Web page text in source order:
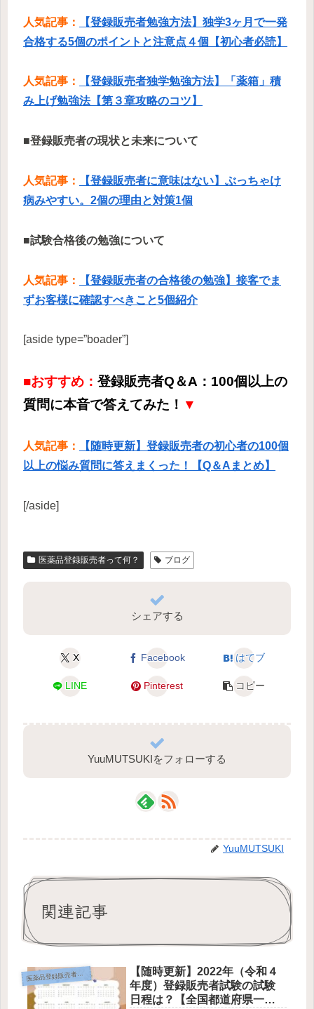
人気記事：
【登録販売者勉強方法】独学3ヶ月で一発
合格する5個のポイントと注意点４個【初心者必読】
人気記事：
【登録販売者独学勉強方法】「薬箱」積
み上げ勉強法【第３章攻略のコツ】
■登録販売者の現状と未来について
人気記事：
【登録販売者に意味はない】ぶっちゃけ
病みやすい。2個の理由と対策1個
■試験合格後の勉強について
人気記事：
【登録販売者の合格後の勉強】接客でま
ずお客様に確認すべきこと5個紹介
[aside type=”boader”]
■おすすめ： 登録販売者Q＆A：100個以上の
質問に本音で答えてみた！ ▼
人気記事：
【随時更新】登録販売者の初心者の100個
以上の悩み質問に答えまくった！【Q＆Aまとめ】
[/aside]
医薬品登録販売者って何？ ブログ
シェアする
X Facebook はてブ
LINE Pinterest コピー
YuuMUTSUKIをフォローする
YuuMUTSUKI
関連記事
医薬品登録販売者って何？
【随時更新】2022年（令和４
年度）登録販売者試験の試験
日程は？【全国都道府県一